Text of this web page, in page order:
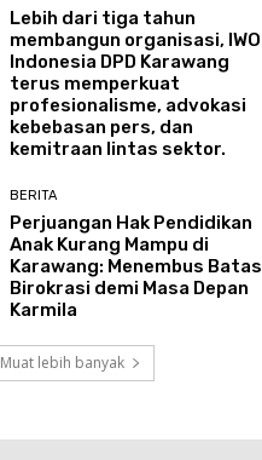
Lebih dari tiga tahun
membangun organisasi, IWO
Indonesia DPD Karawang
terus memperkuat
profesionalisme, advokasi
kebebasan pers, dan
kemitraan lintas sektor.
BERITA
Perjuangan Hak Pendidikan
Anak Kurang Mampu di
Karawang: Menembus Batas
Birokrasi demi Masa Depan
Karmila
Muat lebih banyak